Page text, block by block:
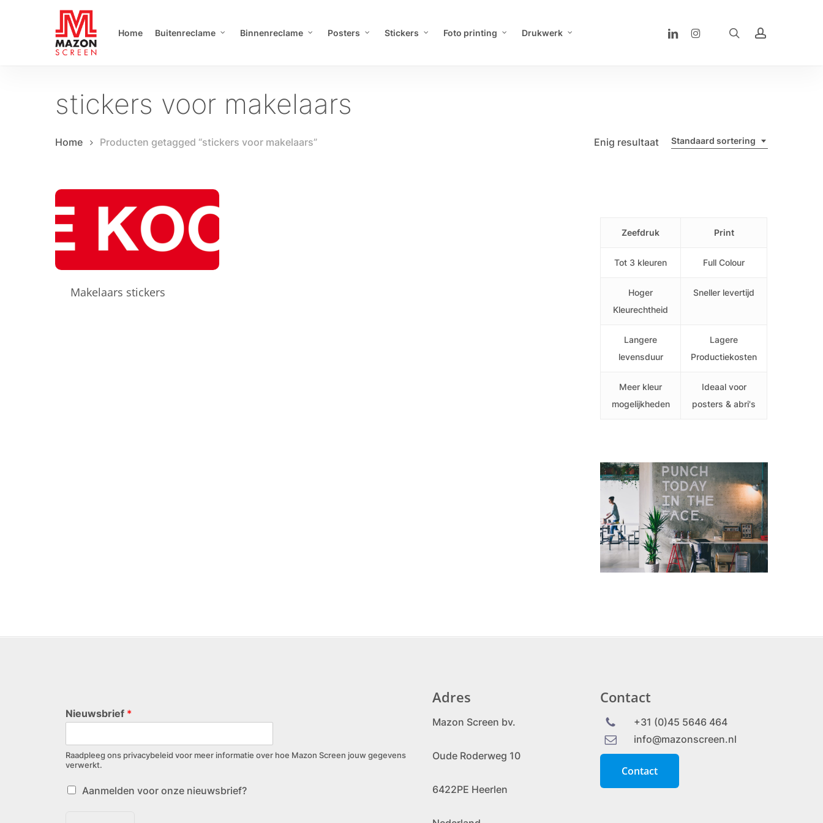
Home Buitenreclame Binnenreclame Posters Stickers Foto printing Drukwerk searchaccount
linkedininstagram
stickers voor makelaars
Standaard sortering
Enig resultaat
Home Producten getagged “stickers voor makelaars”
Makelaars stickers
Zeefdruk Print
Tot 3 kleuren Full Colour
Hoger
Kleurechtheid
Sneller levertijd
Langere
levensduur
Lagere
Productiekosten
Meer kleur
mogelijkheden
Ideaal voor
posters & abri's
Nieuwsbrief *
Raadpleeg ons privacybeleid voor meer informatie over hoe Mazon Screen jouw gegevens
verwerkt.
Aanmelden voor onze nieuwsbrief?
Adres
Mazon Screen bv.
Oude Roderweg 10
6422PE Heerlen
Contact
+31 (0)45 5646 464
info@mazonscreen.nl
Contact